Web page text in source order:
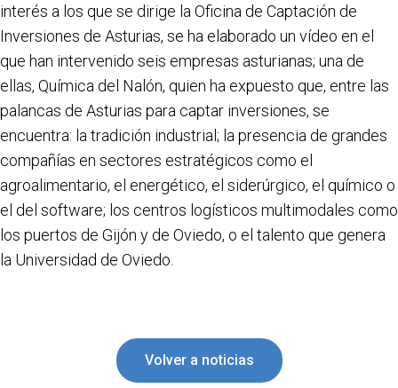
interés a los que se dirige la Oficina de Captación de
Inversiones de Asturias, se ha elaborado un vídeo en el
que han intervenido seis empresas asturianas; una de
ellas, Química del Nalón, quien ha expuesto que, entre las
palancas de Asturias para captar inversiones, se
encuentra: la tradición industrial; la presencia de grandes
compañías en sectores estratégicos como el
agroalimentario, el energético, el siderúrgico, el químico o
el del software; los centros logísticos multimodales como
los puertos de Gijón y de Oviedo, o el talento que genera
la Universidad de Oviedo.
Volver a noticias